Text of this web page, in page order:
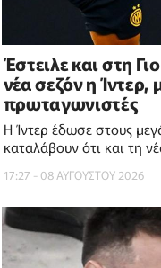
Έστειλε και στη
νέα σεζόν η Ίντερ,
πρωταγωνιστές
Η Ίντερ έδωσε στους
καταλάβουν ότι και τη
17:27 - 08 ΑΥΓΟΥΣΤΟΥ 2026